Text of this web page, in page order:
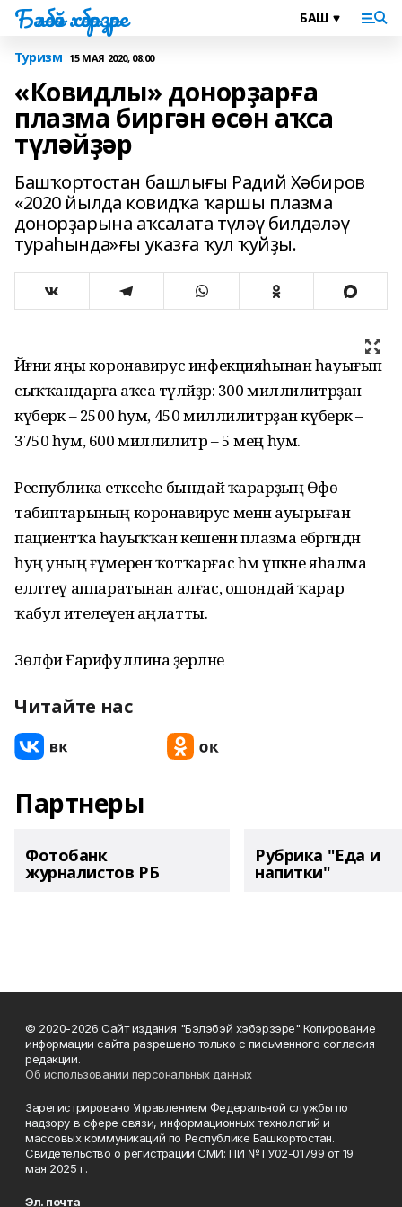
Бәләбәй хәбәрҙәре
Туризм 15 МАЯ 2020, 08:00
«Ковидлы» донорҙарға
плазма биргән өсөн аҡса
түләйҙәр
Башҡортостан башлығы Радий Хәбиров
«2020 йылда ковидҡа ҡаршы плазма
донорҙарына аҡсалата түләү билдәләү
тураһында»ғы указға ҡул ҡуйҙы.
Йәғни яңы коронавирус инфекцияһынан һауығып
сыҡҡандарға аҡса түләйҙәр: 300 миллилитрҙан
күберәк – 2500 һум, 450 миллилитрҙан күберәк –
3750 һум, 600 миллилитр – 5 мең һум.
Республика етәксеһе бындай ҡарарҙың Өфө
табиптарының коронавирус менән ауырыған
пациентҡа һауыҡҡан кешенән плазма ебәргәндән
һуң уның ғүмерен ҡотҡарғас һәм үпкәне яһалма
елләтеү аппаратынан алғас, ошондай ҡарар
ҡабул ителеүен аңлатты.
Зөлфиә Ғарифуллина әҙерләне
Читайте нас
Партнеры
Фотобанк
журналистов РБ
Рубрика "Еда и
напитки"
© 2020-2026 Сайт издания "Бэлэбэй хэбэрзэре" Копирование
информации сайта разрешено только с письменного согласия
редакции.
Об использовании персональных данных
Зарегистрировано Управлением Федеральной службы по
надзору в сфере связи, информационных технологий и
массовых коммуникаций по Республике Башкортостан.
Свидетельство о регистрации СМИ: ПИ №ТУ02-01799 от 19
мая 2025 г.
Эл. почта